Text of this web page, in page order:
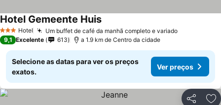
3 EstrelasHotel Um buffet de café da manhã completo e variado
Hotel Gemeente Huis
9,1 Excelente 613 a 1.9 km de Centro da cidade
Selecione as datas para ver os preços
exatos.
Ver preços
Partilhar